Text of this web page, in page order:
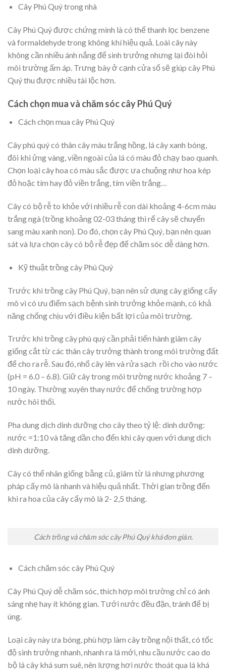
Cây Phú Quý trong nhà
Cây Phú Quý được chứng minh là có thể thanh lọc benzene
và formaldehyde trong không khí hiệu quả. Loài cây này
không cần nhiều ánh nắng để sinh trưởng nhưng lại đòi hỏi
môi trường ấm áp. Trưng bày ở cạnh cửa sổ sẽ giúp cây Phú
Quý thu được nhiều tài lộc hơn.
Cách chọn mua và chăm sóc cây Phú Quý
Cách chọn mua cây Phú Quý
Cây phú quý có thân cây màu trắng hồng, lá cây xanh bóng,
đôi khi ửng vàng, viền ngoài của lá có màu đỏ chạy bao quanh.
Chọn loại cây hoa có màu sắc được ưa chuộng như hoa kép
đỏ hoặc tím hay đỏ viền trắng, tím viền trắng…
Cây có bộ rễ to khỏe với nhiều rễ con dài khoảng 4-6cm màu
trắng ngà (trồng khoảng 02-03 tháng thì rể cây sẽ chuyển
sang màu xanh non). Do đó, chọn cây Phú Quý, bạn nên quan
sát và lựa chọn cây có bộ rễ đẹp để chăm sóc dễ dàng hơn.
Kỹ thuật trồng cây Phú Quý
Trước khi trồng cây Phú Quý, bạn nên sử dụng cây giống cấy
mô vì có ưu điểm sạch bệnh sinh trưởng khỏe mạnh, có khả
năng chống chịu với điều kiện bất lợi của môi trường.
Trước khi trồng cây phú quý cần phải tiến hành giâm cây
giống cắt từ các thân cây trưởng thành trong môi trường đất
để cho ra rễ. Sau đó, nhổ cây lên và rửa sạch rồi cho vào nước
(pH = 6.0 – 6.8). Giữ cây trong môi trường nước khoảng 7 –
10 ngày. Thường xuyên thay nước để chống trường hợp
nước hôi thối.
Pha dung dịch dinh dưỡng cho cây theo tỷ lệ: dinh dưỡng:
nước =1:10 và tăng dần cho đến khi cây quen với dung dịch
dinh dưỡng.
Cây có thể nhân giống bằng củ, giâm từ lá nhưng phương
pháp cấy mô là nhanh và hiệu quả nhất. Thời gian trồng đến
khi ra hoa của cây cấy mô là 2- 2,5 tháng.
Cách trồng và chăm sóc cây Phú Quý khá đơn giản.
Cách chăm sóc cây Phú Quý
Cây Phú Quý dễ chăm sóc, thích hợp môi trường chỉ có ánh
sáng nhẹ hay ít không gian. Tưới nước đều đặn, tránh để bị
úng.
Loại cây này ưa bóng, phù hợp làm cây trồng nội thất, có tốc
độ sinh trưởng nhanh, nhanh ra lá mới, nhu cầu nước cao do
bộ lá cây khá sum suê, nên lượng hơi nước thoát qua lá khá